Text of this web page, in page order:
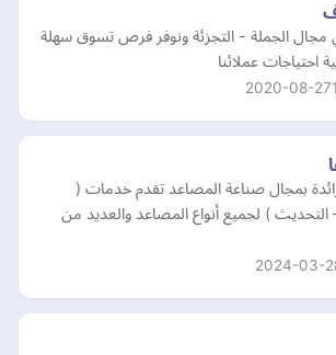
الجملة - التجزئة ونوفر فرص تسوق سهلة
احتياجات عملائنا
2020-08-27
بمجال صناعة المصاعد تقدم خدمات (
التحديث ) لجميع أنواع المصاعد والعديد من
2024-03-